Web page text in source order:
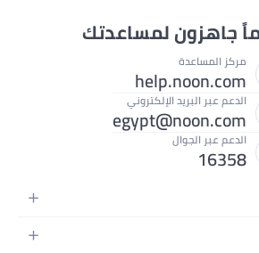
جاهزون لمساعدتك
مركز المساعدة
help.noon.com
الدعم عبر البريد الإلكتروني
egypt@noon.com
الدعم عبر الجوال
16358